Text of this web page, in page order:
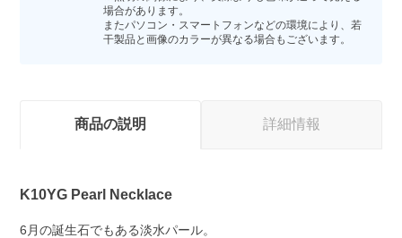
場合があります。
またパソコン・スマートフォンなどの環境により、若
干製品と画像のカラーが異なる場合もございます。
商品の説明 詳細情報
K10YG Pearl Necklace
6月の誕生石でもある淡水パール。